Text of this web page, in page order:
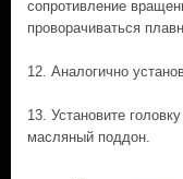
сопротивление
проворачиваться
12. Аналогично
13. Установите
масляный поддон.